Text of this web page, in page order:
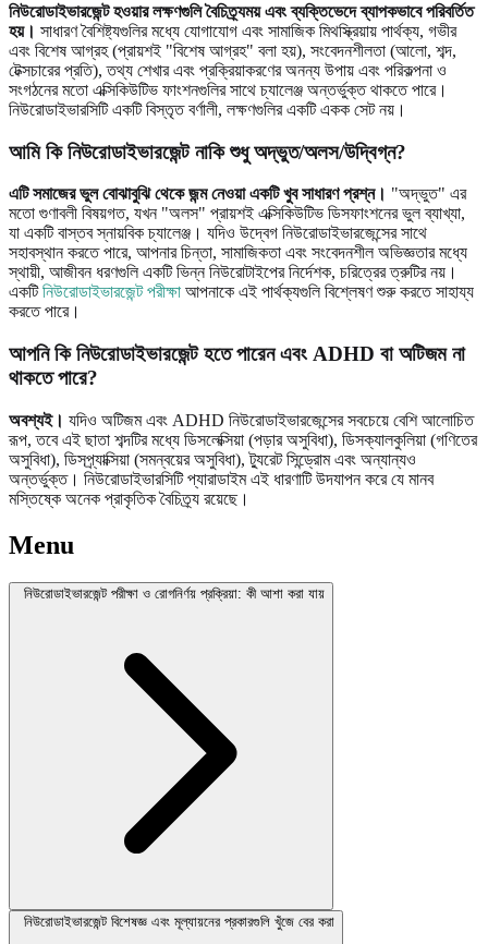
নিউরোডাইভারজেন্ট হওয়ার লক্ষণগুলি বৈচিত্র্যময় এবং ব্যক্তিভেদে ব্যাপকভাবে পরিবর্তিত
হয়। সাধারণ বৈশিষ্ট্যগুলির মধ্যে যোগাযোগ এবং সামাজিক মিথস্ক্রিয়ায় পার্থক্য, গভীর
এবং বিশেষ আগ্রহ (প্রায়শই "বিশেষ আগ্রহ" বলা হয়), সংবেদনশীলতা (আলো, শব্দ,
টেক্সচারের প্রতি), তথ্য শেখার এবং প্রক্রিয়াকরণের অনন্য উপায় এবং পরিকল্পনা ও
সংগঠনের মতো এক্সিকিউটিভ ফাংশনগুলির সাথে চ্যালেঞ্জ অন্তর্ভুক্ত থাকতে পারে।
নিউরোডাইভারসিটি একটি বিস্তৃত বর্ণালী, লক্ষণগুলির একটি একক সেট নয়।
আমি কি নিউরোডাইভারজেন্ট নাকি শুধু অদ্ভুত/অলস/উদ্বিগ্ন?
এটি সমাজের ভুল বোঝাবুঝি থেকে জন্ম নেওয়া একটি খুব সাধারণ প্রশ্ন। "অদ্ভুত" এর
মতো গুণাবলী বিষয়গত, যখন "অলস" প্রায়শই এক্সিকিউটিভ ডিসফাংশনের ভুল ব্যাখ্যা,
যা একটি বাস্তব স্নায়বিক চ্যালেঞ্জ। যদিও উদ্বেগ নিউরোডাইভারজেন্সের সাথে
সহাবস্থান করতে পারে, আপনার চিন্তা, সামাজিকতা এবং সংবেদনশীল অভিজ্ঞতার মধ্যে
স্থায়ী, আজীবন ধরণগুলি একটি ভিন্ন নিউরোটাইপের নির্দেশক, চরিত্রের ত্রুটির নয়।
একটিনিউরোডাইভারজেন্ট পরীক্ষা আপনাকে এই পার্থক্যগুলি বিশ্লেষণ শুরু করতে সাহায্য
করতে পারে।
আপনি কি নিউরোডাইভারজেন্ট হতে পারেন এবং ADHD বা অটিজম না
থাকতে পারে?
অবশ্যই। যদিও অটিজম এবং ADHD নিউরোডাইভারজেন্সের সবচেয়ে বেশি আলোচিত
রূপ, তবে এই ছাতা শব্দটির মধ্যে ডিসলেক্সিয়া (পড়ার অসুবিধা), ডিসক্যালকুলিয়া (গণিতের
অসুবিধা), ডিসপ্র্যাক্সিয়া (সমন্বয়ের অসুবিধা), ট্যুরেট সিন্ড্রোম এবং অন্যান্যও
অন্তর্ভুক্ত। নিউরোডাইভারসিটি প্যারাডাইম এই ধারণাটি উদযাপন করে যে মানব
মস্তিষ্কে অনেক প্রাকৃতিক বৈচিত্র্য রয়েছে।
Menu
নিউরোডাইভারজেন্ট পরীক্ষা ও রোগনির্ণয় প্রক্রিয়া: কী আশা করা যায়
নিউরোডাইভারজেন্ট বিশেষজ্ঞ এবং মূল্যায়নের প্রকারগুলি খুঁজে বের করা